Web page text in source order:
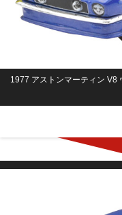
1977 アストンマーティン V8